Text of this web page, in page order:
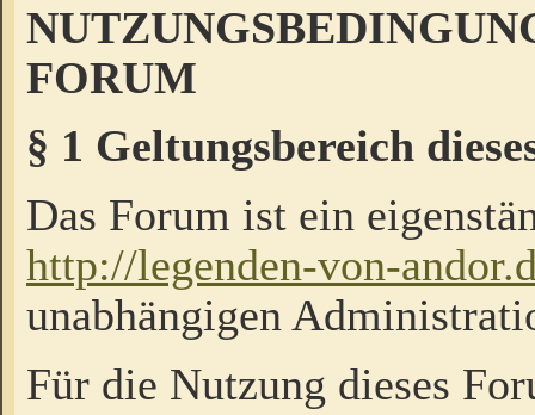
FORUM
§ 1 Geltungsbereich
Das Forum ist ein
http://legenden-von-
unabhängigen
Für die Nutzung dieses